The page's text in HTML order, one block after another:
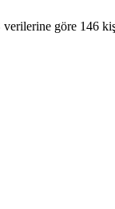
göre 146